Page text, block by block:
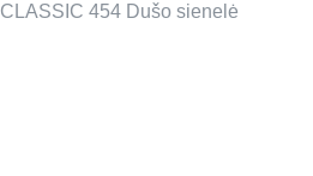
CLASSIC 454 Dušo sienelė